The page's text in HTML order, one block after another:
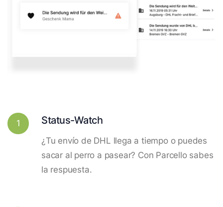
1 Status-Watch
¿Tu envío de DHL llega a tiempo o puedes
sacar al perro a pasear? Con Parcello sabes
la respuesta.